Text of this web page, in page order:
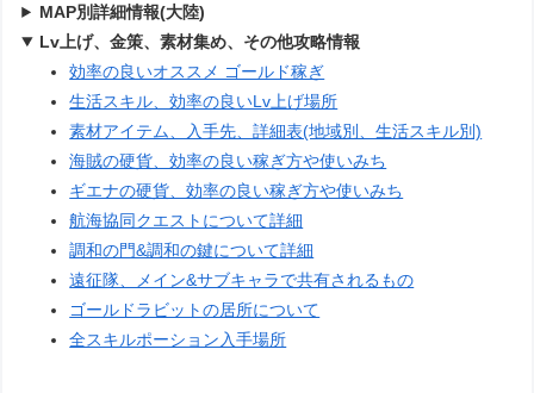
MAP別詳細情報(大陸)
Lv上げ、金策、素材集め、その他攻略情報
効率の良いオススメ ゴールド稼ぎ
生活スキル、効率の良いLv上げ場所
素材アイテム、入手先、詳細表(地域別、生活スキル別)
海賊の硬貨、効率の良い稼ぎ方や使いみち
ギエナの硬貨、効率の良い稼ぎ方や使いみち
航海協同クエストについて詳細
調和の門&調和の鍵について詳細
遠征隊、メイン&サブキャラで共有されるもの
ゴールドラビットの居所について
全スキルポーション入手場所